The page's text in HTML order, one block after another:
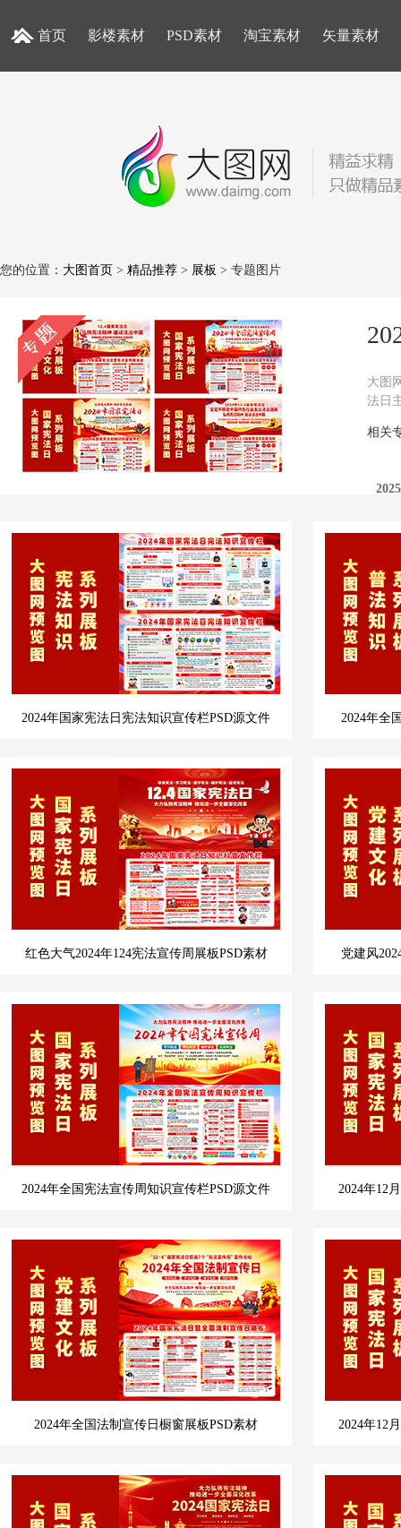
首页 影楼素材 PSD素材 淘宝素材 矢量素材
您的位置： 大图首页 > 精品推荐 > 展板 > 专题图片
大图
法日
相关
2024年国家宪法日宪法知识宣传栏PSD源文件 2024年全
红色大气2024年124宪法宣传周展板PSD素材 党建风
2024年全国宪法宣传周知识宣传栏PSD源文件 2024年12
2024年全国法制宣传日橱窗展板PSD素材 2024年12